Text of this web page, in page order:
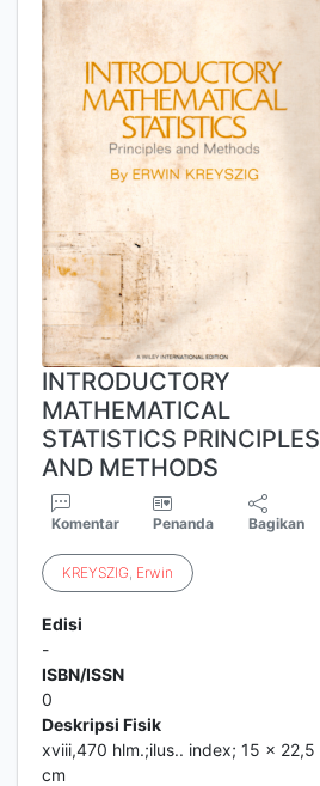
INTRODUCTORY
MATHEMATICAL
STATISTICS PRINCIPLES
AND METHODS
Komentar Penanda Bagikan
KREYSZIG, Erwin
Edisi
-
ISBN/ISSN
0
Deskripsi Fisik
xviii,470 hlm.;ilus.. index; 15 x 22,5
cm